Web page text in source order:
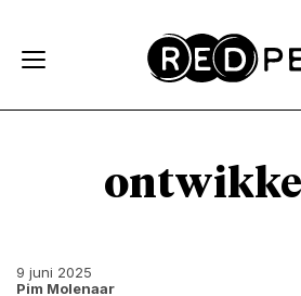
9 juni 2025
Pim Molenaar